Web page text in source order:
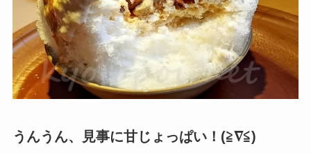
うんうん、見事に甘じょっぱい！(≧∇≦)